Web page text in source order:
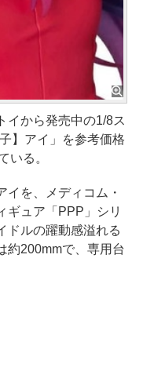
から発売中の1/8ス
】アイ」を参考価格
いる。
を、メディコム・
ギュア「PPP」シリ
ドルの躍動感溢れる
約200mmで、専用台